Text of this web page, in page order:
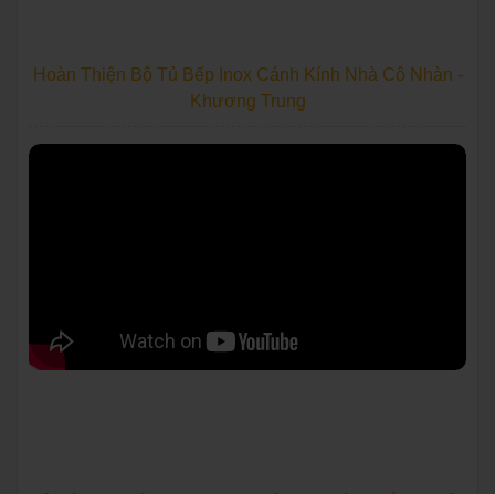
Hoàn Thiện Bộ Tủ Bếp Inox Cánh Kính Nhà Cô Nhàn -
Khương Trung